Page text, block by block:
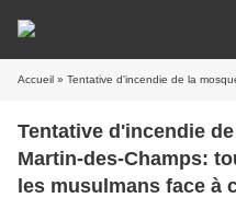
Accueil » Tentative d'incendie de la mosquée de Saint-Martin-des-
Tentative d'incendie
Martin-des-Champs:
les musulmans face à